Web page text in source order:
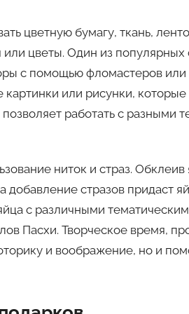
цветную бумагу, ткань,
цветы. Один из
с помощью фломастеров
или рисунки,
работать с разными
ниток и страз.
стразов придаст
с различными
Пасхи. Творческое время,
и воображение, но и